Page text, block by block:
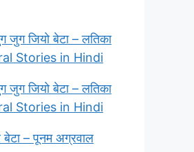
जुग जियो बेटा – लतिका
Stories in Hindi
जुग जियो बेटा – लतिका
Stories in Hindi
बेटा – पूनम अग्रवाल